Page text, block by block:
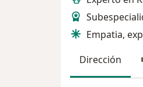
Empatia,
Dirección